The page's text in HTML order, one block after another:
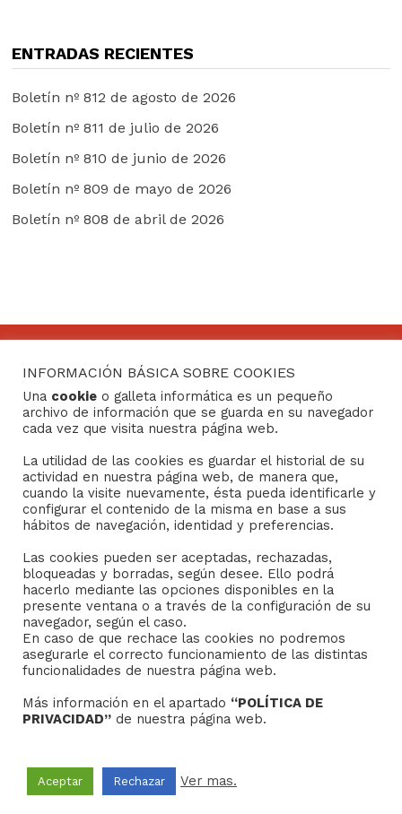
ENTRADAS RECIENTES
Boletín nº 812 de agosto de 2026
Boletín nº 811 de julio de 2026
Boletín nº 810 de junio de 2026
Boletín nº 809 de mayo de 2026
Boletín nº 808 de abril de 2026
CONTACTO
Consejo General de Hermandades y Cofradías de la
ciudad de Sevilla
C/ San Gregorio 26. 41004- Sevilla
(+34) 954 21 59 27
boletin@hermandades-de-sevilla.org
AVISO LEGAL
Sus datos seguros.
Política de Cookies.
Copyright © 2022Grupo Studium Formación
INFORMACIÓN BÁSICA SOBRE COOKIES
Una cookie o galleta informática es un pequeño
archivo de información que se guarda en su navegador
cada vez que visita nuestra página web.
La utilidad de las cookies es guardar el historial de su
actividad en nuestra página web, de manera que,
cuando la visite nuevamente, ésta pueda identificarle y
configurar el contenido de la misma en base a sus
hábitos de navegación, identidad y preferencias.
Las cookies pueden ser aceptadas, rechazadas,
bloqueadas y borradas, según desee. Ello podrá
hacerlo mediante las opciones disponibles en la
presente ventana o a través de la configuración de su
navegador, según el caso.
En caso de que rechace las cookies no podremos
asegurarle el correcto funcionamiento de las distintas
funcionalidades de nuestra página web.
Más información en el apartado “POLÍTICA DE
PRIVACIDAD” de nuestra página web.
Aceptar Rechazar Ver mas.